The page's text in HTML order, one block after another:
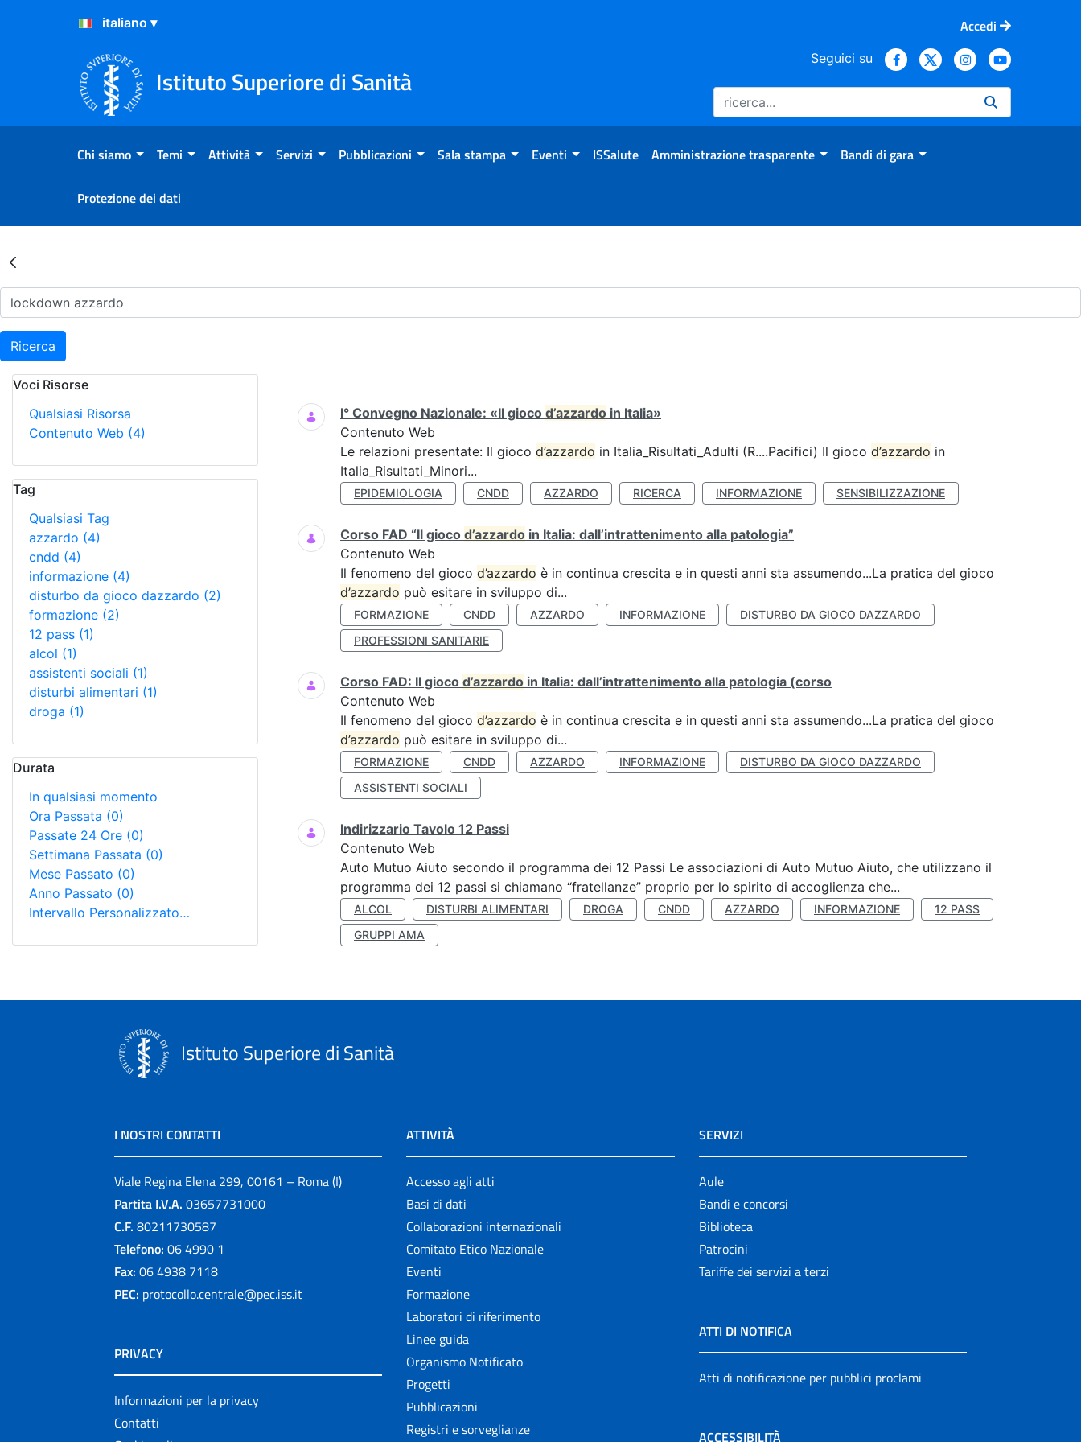
Salta al Contenuto
Salta al Footer
Accedi
Istituto Superiore di Sanità
Seguici su
Chi siamo Temi Attività Servizi Pubblicazioni Sala stampa Eventi ISSalute Amministrazione trasparente Bandi di gara
Protezione dei dati
Risultati della Ricerca - Archivio
Ricerca
Voci Risorse
Qualsiasi Risorsa
Contenuto Web (4)
Tag
Qualsiasi Tag
azzardo (4)
cndd (4)
informazione (4)
disturbo da gioco dazzardo (2)
formazione (2)
12 pass (1)
alcol (1)
assistenti sociali (1)
disturbi alimentari (1)
droga (1)
Durata
In qualsiasi momento
Ora Passata (0)
Passate 24 Ore (0)
Settimana Passata (0)
Mese Passato (0)
Anno Passato (0)
Intervallo Personalizzato…
Ricerca
I° Convegno Nazionale: «Il gioco d’azzardo in Italia»
Contenuto Web
Le relazioni presentate: Il gioco d’azzardo in Italia_Risultati_Adulti (R....Pacifici) Il gioco d’azzardo in
Italia_Risultati_Minori...
EPIDEMIOLOGIA CNDD AZZARDO RICERCA INFORMAZIONE SENSIBILIZZAZIONE
Corso FAD “Il gioco d’azzardo in Italia: dall’intrattenimento alla patologia”
Contenuto Web
Il fenomeno del gioco d’azzardo è in continua crescita e in questi anni sta assumendo...La pratica del gioco
d’azzardo può esitare in sviluppo di...
FORMAZIONE CNDD AZZARDO INFORMAZIONE
DISTURBO DA GIOCO DAZZARDO
PROFESSIONI SANITARIE
Corso FAD: Il gioco d’azzardo in Italia: dall’intrattenimento alla patologia (corso
Contenuto Web
Il fenomeno del gioco d’azzardo è in continua crescita e in questi anni sta assumendo...La pratica del gioco
d’azzardo può esitare in sviluppo di...
FORMAZIONE CNDD AZZARDO INFORMAZIONE
DISTURBO DA GIOCO DAZZARDO
ASSISTENTI SOCIALI
Indirizzario Tavolo 12 Passi
Contenuto Web
Auto Mutuo Aiuto secondo il programma dei 12 Passi Le associazioni di Auto Mutuo Aiuto, che utilizzano il
programma dei 12 passi si chiamano “fratellanze” proprio per lo spirito di accoglienza che...
ALCOL DISTURBI ALIMENTARI DROGA CNDD AZZARDO INFORMAZIONE
12 PASS
GRUPPI AMA
Istituto Superiore di Sanità
I NOSTRI CONTATTI
Viale Regina Elena 299, 00161 – Roma (I)
Partita I.V.A. 03657731000
C.F. 80211730587
Telefono: 06 4990 1
Fax: 06 4938 7118
PEC: protocollo.centrale@pec.iss.it
PRIVACY
Informazioni per la privacy
Contatti
ATTIVITÀ
Accesso agli atti
Basi di dati
Collaborazioni internazionali
Comitato Etico Nazionale
Eventi
Formazione
Laboratori di riferimento
Linee guida
Organismo Notificato
Progetti
Pubblicazioni
Registri e sorveglianze
SERVIZI
Aule
Bandi e concorsi
Biblioteca
Patrocini
Tariffe dei servizi a terzi
ATTI DI NOTIFICA
Atti di notificazione per pubblici proclami
ACCESSIBILITÀ